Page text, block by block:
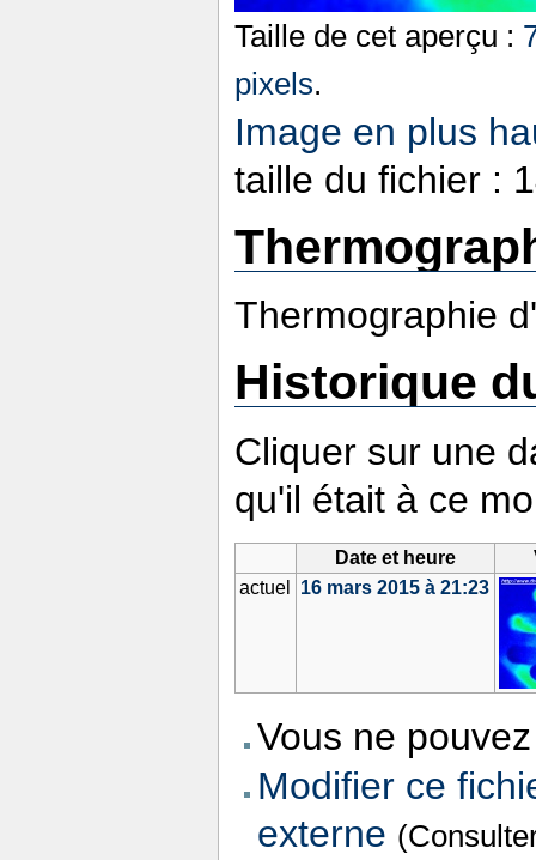
Taille de cet aperçu :
pixels.
Image en plus
taille du fichier :
Thermographie
Historique
Cliquer sur une
qu'il était à ce
Date et heure
actuel
16 mars 2015 à 21:23
Vous ne
Modifier ce
externe